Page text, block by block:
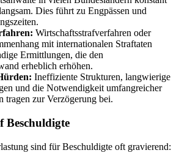
Dies führt zu Engpässen und
Wirtschaftsstrafverfahren oder
mit internationalen Straftaten
Ermittlungen, die den
erheblich erhöhen.
Ineffiziente Strukturen, langwierige
und die Notwendigkeit umfangreicher
tragen zur Verzögerung bei.
Beschuldigte
sind für Beschuldigte oft gravierend: